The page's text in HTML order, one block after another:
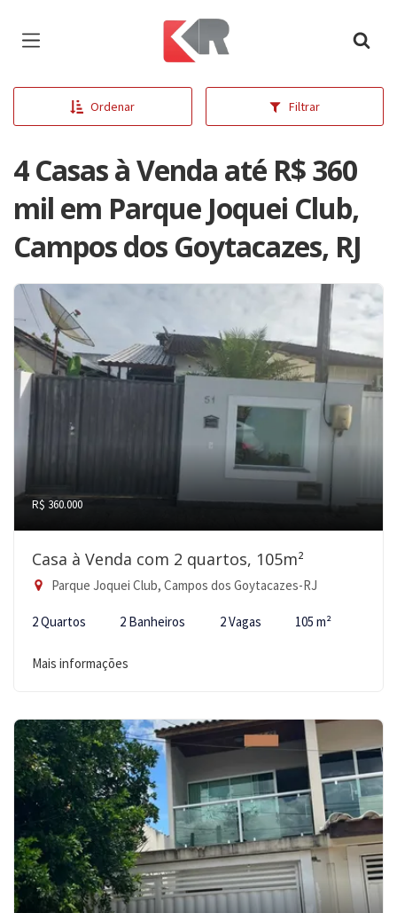
Página inicial
Ordenar Filtrar
4 Casas à Venda até R$ 360
mil em Parque Joquei Club,
Campos dos Goytacazes, RJ
R$ 360.000
Casa à Venda com 2 quartos, 105m²
Parque Joquei Club, Campos dos Goytacazes-RJ
2 Quartos 2 Banheiros 2 Vagas 105 m²
Mais informações